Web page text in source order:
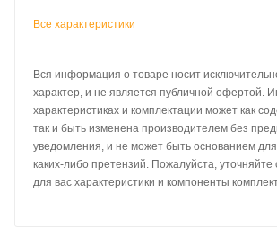
Все характеристики
Вся информация о товаре носит
характер, и не является публичной офертой.
характеристиках и комплектации может как
так и быть изменена производителем без
уведомления, и не может быть основанием
каких-либо претензий. Пожалуйста,
для вас характеристики и компоненты